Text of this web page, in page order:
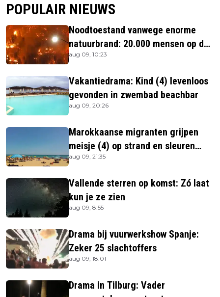
POPULAIR NIEUWS
Noodtoestand vanwege enorme
natuurbrand: 20.000 mensen op de
vlucht
aug 09, 10:23
Vakantiedrama: Kind (4) levenloos
gevonden in zwembad beachbar
aug 09, 20:26
Marokkaanse migranten grijpen
meisje (4) op strand en sleuren
haar in zee
aug 09, 21:35
Vallende sterren op komst: Zó laat
kun je ze zien
aug 09, 8:55
Drama bij vuurwerkshow Spanje:
Zeker 25 slachtoffers
aug 09, 18:01
Drama in Tilburg: Vader